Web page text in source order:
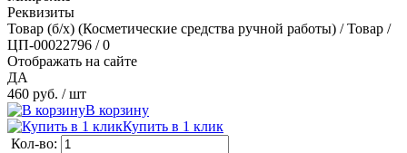
Реквизиты
Товар (б/х) (Косметические средства ручной работы) / Товар /
ЦП-00022796 / 0
Отображать на сайте
ДА
460 руб. / шт
В корзину
Купить в 1 клик
Кол-во: